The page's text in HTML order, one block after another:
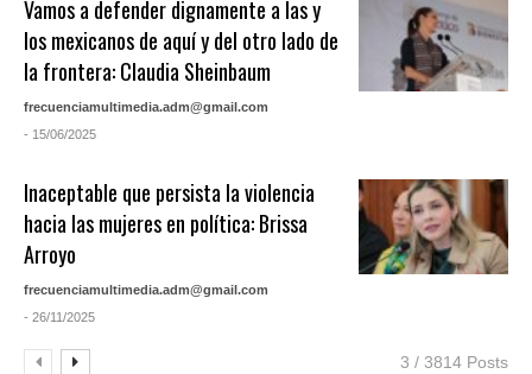
Vamos a defender dignamente a las y
los mexicanos de aquí y del otro lado de
la frontera: Claudia Sheinbaum
frecuenciamultimedia.adm@gmail.com
- 15/06/2025
Inaceptable que persista la violencia
hacia las mujeres en política: Brissa
Arroyo
frecuenciamultimedia.adm@gmail.com
- 26/11/2025
3 / 3814 Posts